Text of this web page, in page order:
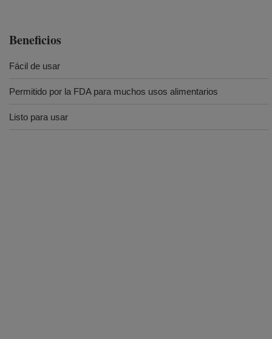
Beneficios
Fácil de usar
Permitido por la FDA para muchos usos alimentarios
Listo para usar